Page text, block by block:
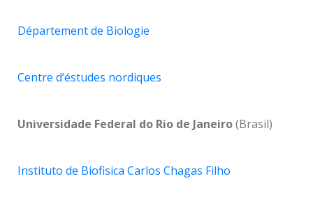
Département de Biologie
Centre d’éstudes nordiques
Universidade Federal do Rio de Janeiro(Brasil)
Instituto de Biofisica Carlos Chagas Filho